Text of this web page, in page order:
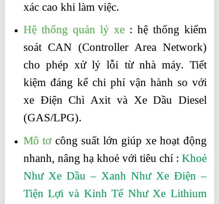
xác cao khi làm việc.
Hệ thống quản lý xe: hệ thống kiểm
soát CAN (Controller Area Network)
cho phép xử lý lỗi từ nhà máy. Tiết
kiệm đáng kể chi phí vận hành so với
xe Điện Chì Axit và Xe Dầu Diesel
(GAS/LPG).
Mô tơcông suất lớn giúp xe hoạt động
nhanh, nâng hạ khoẻ với tiêu chí : Khoẻ
Như Xe Dầu – Xanh Như Xe Điện –
Tiện Lợi và Kinh Tế Như Xe Lithium